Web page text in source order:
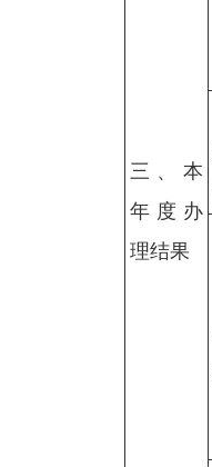
三、本
年度办
理结果